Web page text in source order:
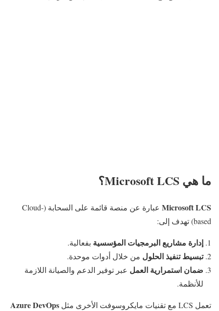
ما هي Microsoft LCS؟
Microsoft LCS
عبارة عن منصة قائمة على السحابة (Cloud-
based) تهدف إلى:
إدارة مشاريع البرمجيات المؤسسية بفعالية.
تبسيط تنفيذ الحلول من خلال أدوات موحدة.
ضمان استمرارية العمل عبر توفير الدعم والصيانة اللازمة
للأنظمة.
تعمل LCS مع تقنيات مايكروسوفت الأخرى مثل Azure DevOps